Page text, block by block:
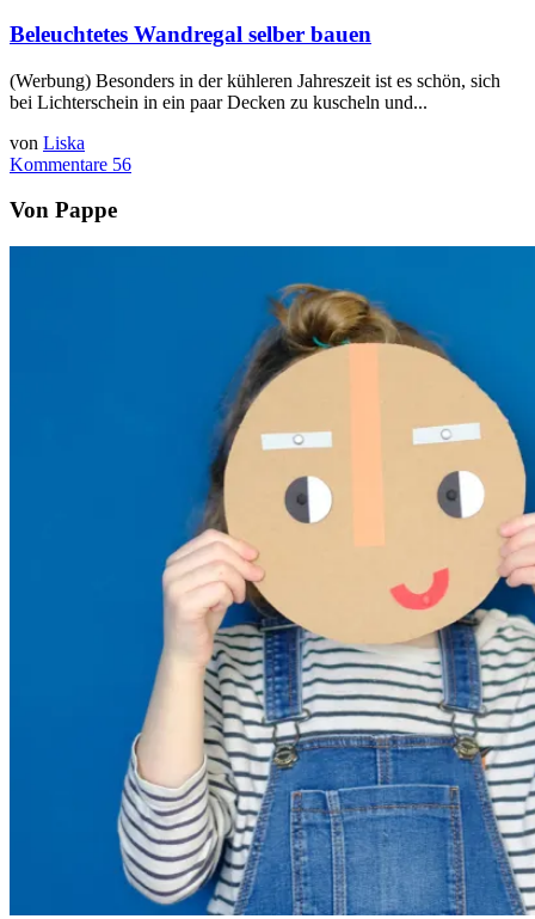
Beleuchtetes Wandregal selber bauen
(Werbung) Besonders in der kühleren Jahreszeit ist es schön, sich
bei Lichterschein in ein paar Decken zu kuscheln und...
von Liska
Kommentare 56
Von Pappe